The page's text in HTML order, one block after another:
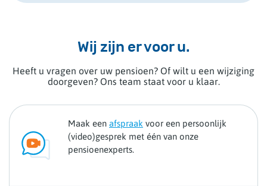
Wij zijn er voor u.
Heeft u vragen over uw pensioen? Of wilt u een wijziging
doorgeven? Ons team staat voor u klaar.
Maak een afspraak voor een persoonlijk
(video)gesprek met één van onze
pensioenexperts.